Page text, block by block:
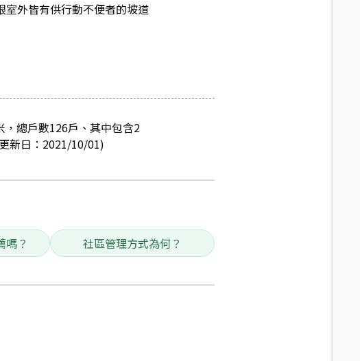
室外皆有供行動不便者的坡道
總戶數126戶、其中包含2
新日：2021/10/01)
嗎？ 社區管理方式為何？